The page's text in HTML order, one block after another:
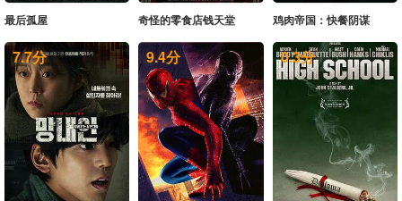
最后孤屋 奇怪的零食店钱天堂 鸡肉帝国：快餐阴谋
7.7分 9.4分 0.3分